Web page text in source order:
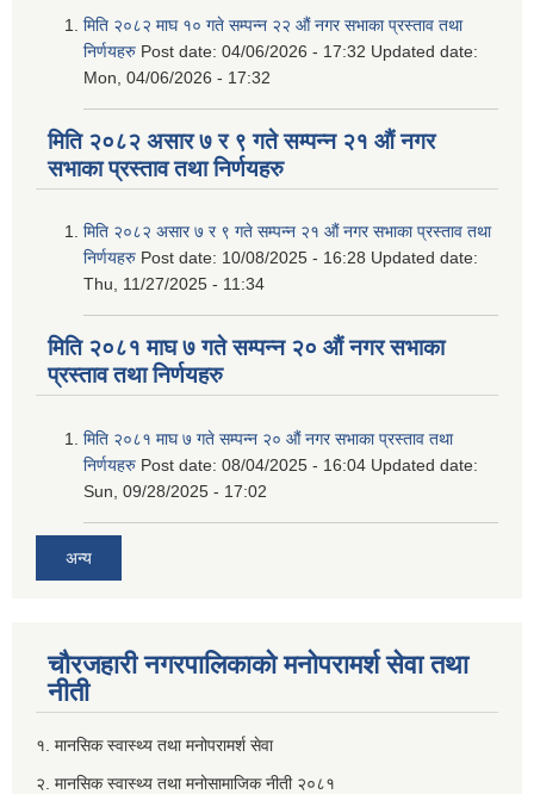
मिति २०८२ माघ १० गते सम्पन्न २२ औं नगर सभाका प्रस्ताव तथा
निर्णयहरु Post date: 04/06/2026 - 17:32 Updated date:
Mon, 04/06/2026 - 17:32
मिति २०८२ असार ७ र ९ गते सम्पन्न २१ औं नगर
सभाका प्रस्ताव तथा निर्णयहरु
मिति २०८२ असार ७ र ९ गते सम्पन्न २१ औं नगर सभाका प्रस्ताव तथा
निर्णयहरु Post date: 10/08/2025 - 16:28 Updated date:
Thu, 11/27/2025 - 11:34
मिति २०८१ माघ ७ गते सम्पन्न २० औं नगर सभाका
प्रस्ताव तथा निर्णयहरु
मिति २०८१ माघ ७ गते सम्पन्न २० औं नगर सभाका प्रस्ताव तथा
निर्णयहरु Post date: 08/04/2025 - 16:04 Updated date:
Sun, 09/28/2025 - 17:02
अन्य
चौरजहारी नगरपालिकाको मनोपरामर्श सेवा तथा
नीती
१. मानसिक स्वास्थ्य तथा मनोपरामर्श सेवा
२. मानसिक स्वास्थ्य तथा मनोसामाजिक नीती २०८१